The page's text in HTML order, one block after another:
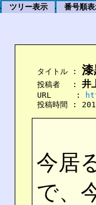
. ツリー表示 . 番号順表
    タイトル :
漆
    投稿者　 :
井
    URL　　  :
投稿時間 :
今居
で、